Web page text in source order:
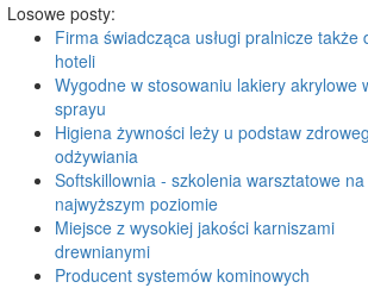
Losowe posty:
Firma świadcząca usługi pralnicze także
hoteli
Wygodne w stosowaniu lakiery akrylowe
sprayu
Higiena żywności leży u podstaw
odżywiania
Softskillownia - szkolenia warsztatowe na
najwyższym poziomie
Miejsce z wysokiej jakości karniszami
drewnianymi
Producent systemów kominowych